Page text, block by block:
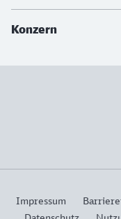
Konzern
Impressum